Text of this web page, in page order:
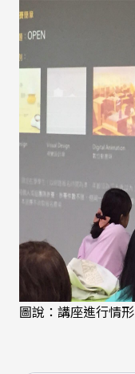
圖說：講座進行情形